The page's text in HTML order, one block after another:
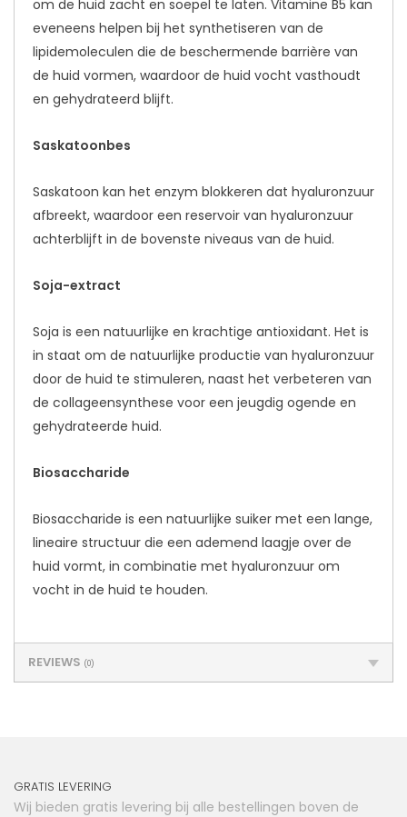
om de huid zacht en soepel te laten. Vitamine B5 kan
eveneens helpen bij het synthetiseren van de
lipidemoleculen die de beschermende barrière van
de huid vormen, waardoor de huid vocht vasthoudt
en gehydrateerd blijft.
Saskatoonbes
Saskatoon kan het enzym blokkeren dat hyaluronzuur
afbreekt, waardoor een reservoir van hyaluronzuur
achterblijft in de bovenste niveaus van de huid.
Soja-extract
Soja is een natuurlijke en krachtige antioxidant. Het is
in staat om de natuurlijke productie van hyaluronzuur
door de huid te stimuleren, naast het verbeteren van
de collageensynthese voor een jeugdig ogende en
gehydrateerde huid.
Biosaccharide
Biosaccharide is een natuurlijke suiker met een lange,
lineaire structuur die een ademend laagje over de
huid vormt, in combinatie met hyaluronzuur om
vocht in de huid te houden.
REVIEWS (0)
GRATIS LEVERING
Wij bieden gratis levering bij alle bestellingen boven de